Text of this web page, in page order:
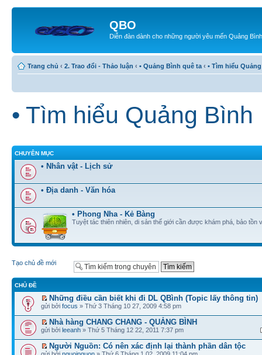
QBO
Diễn đàn dành cho những người yêu mến Quảng Bình
Trang chủ ‹ 2. Trao đổi - Thảo luận ‹ • Quảng Bình quê ta ‹ • Tìm hiểu
• Tìm hiểu Quảng Bình
CHUYÊN MỤC
• Nhân vật - Lịch sử
• Địa danh - Văn hóa
• Phong Nha - Kẻ Bàng
Tuyệt tác thiên nhiên, di sản thế giới cần được khám phá, bảo tồn
Tạo chủ đề mới
CHỦ ĐỀ
Những điều cần biết khi đi DL QBình (Topic lấy thông tin)
gửi bởi focus » Thứ 3 Tháng 10 27, 2009 4:58 pm
Nhà hàng CHANG CHANG - QUẢNG BÌNH
gửi bởi leeanh » Thứ 5 Tháng 12 22, 2011 7:37 pm
Người Nguồn: Có nên xác định lại thành phần dân tộc
gửi bởi nguoinguon » Thứ 6 Tháng 1 02, 2009 11:04 pm